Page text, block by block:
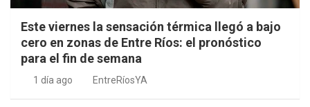
Este viernes la sensación térmica llegó a bajo
cero en zonas de Entre Ríos: el pronóstico
para el fin de semana
1 día ago EntreRíosYA